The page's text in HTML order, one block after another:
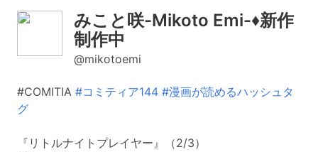
みこと咲-Mikoto Emi-♦︎新作
制作中
@mikotoemi
#COMITIA #コミティア144 #漫画が読めるハッシュタ
グ
『リトルナイトプレイヤー』（2/3）